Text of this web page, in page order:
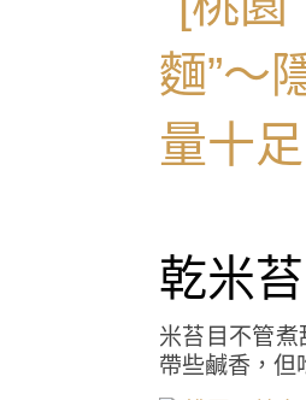
乾米
米苔目不管
帶些鹹香，但